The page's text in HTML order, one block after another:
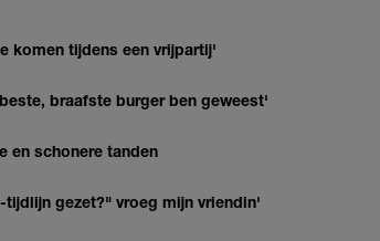
komen tijdens een vrijpartij'
braafste burger ben geweest'
en schonere tanden
gezet?" vroeg mijn vriendin'